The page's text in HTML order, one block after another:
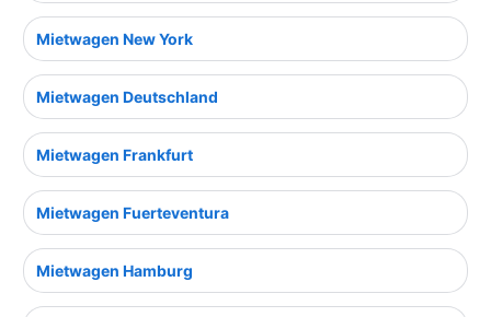
Mietwagen New York
Mietwagen Deutschland
Mietwagen Frankfurt
Mietwagen Fuerteventura
Mietwagen Hamburg